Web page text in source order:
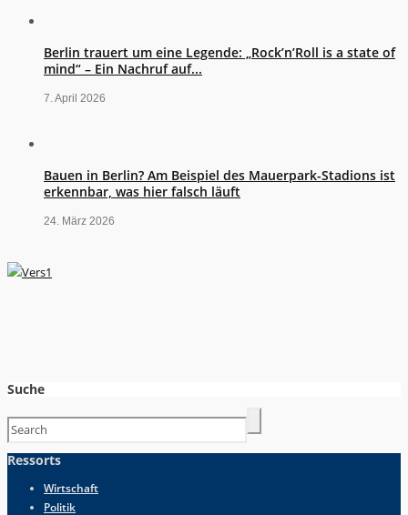
Berlin trauert um eine Legende: „Rock’n’Roll is a state of
mind“ – Ein Nachruf auf...
7. April 2026
Bauen in Berlin? Am Beispiel des Mauerpark-Stadions ist
erkennbar, was hier falsch läuft
24. März 2026
Suche
Ressorts
Wirtschaft
Politik